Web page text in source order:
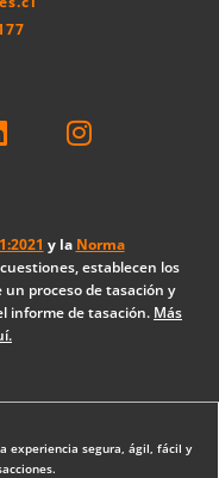
n
g
r
a
y la Norma
establecen los
proceso de tasación y
informe de tasación. Más
experiencia segura, ágil, fácil y